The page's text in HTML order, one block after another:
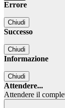
Errore
Chiudi
Successo
Chiudi
Informazione
Chiudi
Attendere...
Attendere il